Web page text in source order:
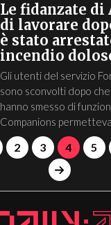
Le fidanzate
di lavorare
è stato
incendio
Gli utenti del servizio
sono sconvolti dopo
hanno smesso di
Companions
2 3 4 5